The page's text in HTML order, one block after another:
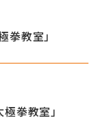
教室」
拳教室」